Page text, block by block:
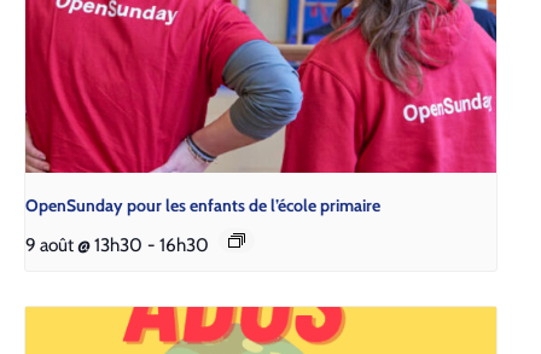
Open­Sun­day pour les enfants de l’é­cole pri­maire
9 août @ 13h30 - 16h30